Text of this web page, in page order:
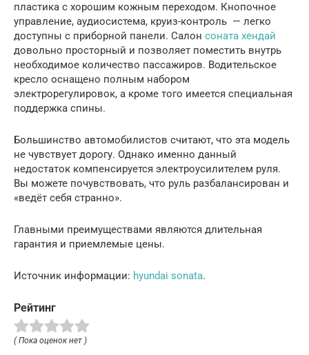
пластика с хорошим кожным переходом. Кнопочное
управление, аудиосистема, круиз-контроль — легко
доступны с приборной панели. Салон соната хендай
довольно просторный и позволяет поместить внутрь
необходимое количество пассажиров. Водительское
кресло оснащено полным набором
электрорегулировок, а кроме того имеется специальная
поддержка спины.
Большинство автомобилистов считают, что эта модель
не чувствует дорогу. Однако именно данный
недостаток компенсируется электроусилителем руля.
Вы можете почувствовать, что руль разбалансирован и
«ведёт себя странно».
Главными преимуществами являются длительная
гарантия и приемлемые цены.
Источник информации: hyundai sonata.
Рейтинг
( Пока оценок нет )